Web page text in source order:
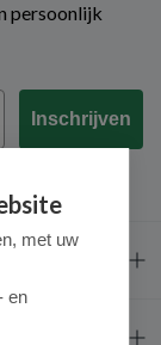
persoonlijk
Inschrijven
met uw
en